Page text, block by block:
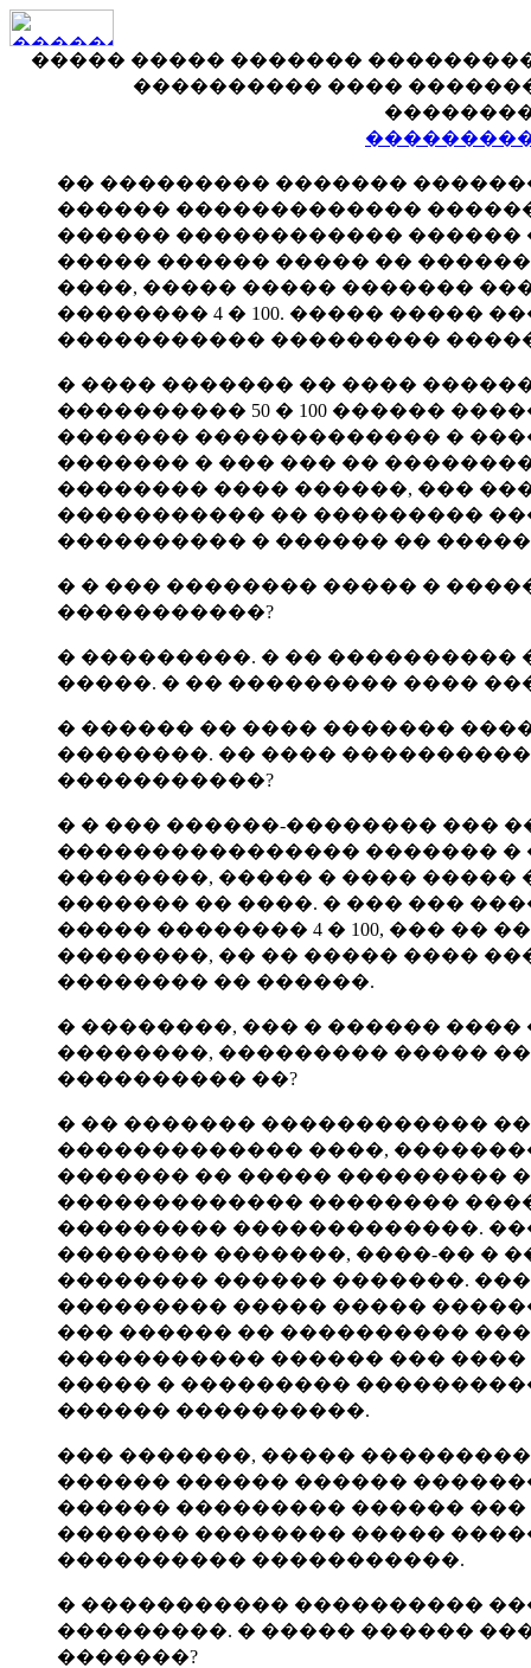
����� ����� �������
���������� ����
�� ��������� �������
������ �������������
������ ������������
����� ������ ����� ��
����, ����� ����� �������
�������� 4 � 100. ����� �����
����������� ���������
� ���� ������� �� ����
���������� 50 � 100 ������
������� ������������� �
������� � ��� ��� ��
�������� ���� ������, ���
����������� �� ���������
���������� � ������ ��
� � ��� �������� ����� �
�����������?
� ���������. � �� ����������
�����. � �� ��������� ����
� ������ �� ���� �������
��������. �� ����
�����������?
� � ��� ������-�������� ���
���������������� ������� �
��������, ����� � ����
������� �� ����. � ��� ���
����� �������� 4 � 100, ��� ��
��������, �� �� ����� ����
�������� �� ������.
� ��������, ��� � ������
��������, ��������� �����
���������� ��?
� �� ������� ������������
������������� ����,
������� �� ����� ���������
������������� ��������
��������� �������������.
�������� �������, ����-�� �
�������� ������ �������.
��������� ����� �����
��� ������ �� ����������
����������� ������ ���
����� � ���������
������ ����������.
��� �������, �����
������ ������ ������
������ ��������� ������
������� �������� �����
���������� �����������.
� ����������� ����������
���������. � ����� ������
�������?